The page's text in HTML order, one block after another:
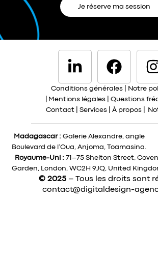
Je réserve ma session
Conditions générales
Notre
Mentions légales| Questions
Contact| Services| À propos|
Madagascar : Galerie Alexandre, angle
Boulevard de l’Oua, Anjoma, Toamasina.
Royaume-Uni : 71–75 Shelton Street,
Garden, London, WC2H 9JQ, United
© 2025 – Tous les droits sont
contact@digitaldesign-